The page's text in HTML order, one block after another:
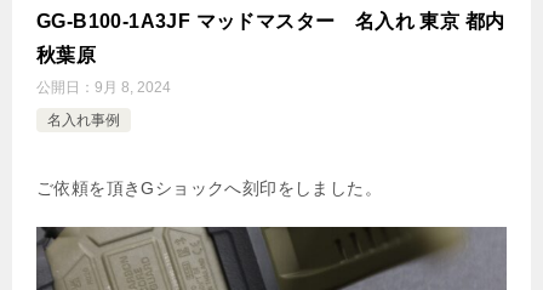
GG-B100-1A3JF マッドマスター 名入れ 東京 都内
秋葉原
公開日： 9月 8, 2024
名入れ事例
ご依頼を頂きGショックへ刻印をしました。